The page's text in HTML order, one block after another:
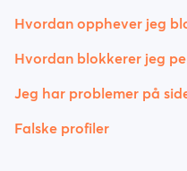
Hvordan opphever jeg
Hvordan blokkerer jeg
Jeg har problemer på
Falske profiler